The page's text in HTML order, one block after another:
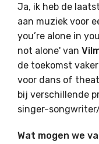
Ja, ik heb de
aan muziek voor
you’re alone in
not alone' van
de toekomst
voor dans of
bij verschillende
singer-
Wat mogen we